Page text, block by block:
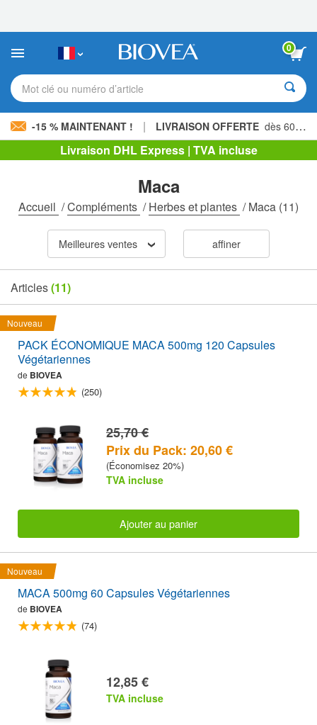
:
site
comprend
un
d'accessibilité.
0
Mot clé ou numéro d’article
-15 % MAINTENANT ! | LIVRAISON OFFERTE dès 60,00 € »
Livraison DHL Express | TVA incluse
Maca
Accueil /Compléments /Herbes et plantes /Maca (11)
Meilleures ventes affiner
Articles(11)
Nouveau
PACK ÉCONOMIQUE MACA 500mg 120 Capsules
Végétariennes
de BIOVEA
(250)
25,70 €
Prix du Pack: 20,60 €
(Économisez 20%)
TVA incluse
Ajouter au panier
Nouveau
MACA 500mg 60 Capsules Végétariennes
de BIOVEA
(74)
12,85 €
TVA incluse